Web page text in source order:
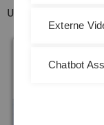
Universität in Ulm
Externe
Chatbot